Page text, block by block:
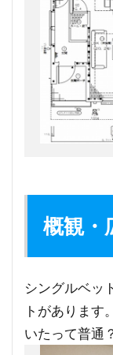
概観・
シングルベッ
トがあります。
いたって普通